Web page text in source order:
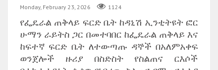
Monday, February 23, 2026 1124
የፌዴራል ጠቅላይ ፍርድ ቤት ከዳኒሽ ኢንቲትዩት ፎር
ሁማን ራይትስ ጋር በመተባበር ከፌዴራል ጠቅላይ እና
ከፍተኛ ፍርድ ቤት ለተውጣጡ ዳኞች በአለምአቀፍ
ወንጀሎች ዙሪያ በስድስት የስልጠና ርእሶች